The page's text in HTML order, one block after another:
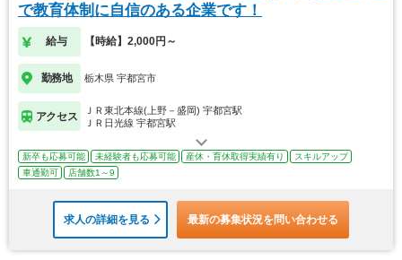
で教育体制に自信のある企業です！
給与 【時給】2,000円～
勤務地 栃木県 宇都宮市
アクセス
ＪＲ東北本線(上野－盛岡) 宇都宮駅
ＪＲ日光線 宇都宮駅
新卒も応募可能 未経験者も応募可能 産休・育休取得実績有り
スキルアップ
車通勤可
店舗数1～9
求人の詳細を見る 最新の募集状況を問い合わせる